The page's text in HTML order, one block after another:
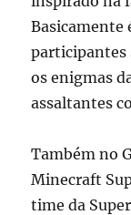
Basicamente
participantes
os enigmas
assaltantes
Também no
Minecraft
time da Super